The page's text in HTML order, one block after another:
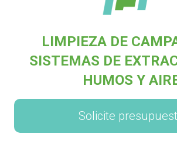
LIMPIEZA DE
SISTEMAS DE
HUMOS Y
Solicite